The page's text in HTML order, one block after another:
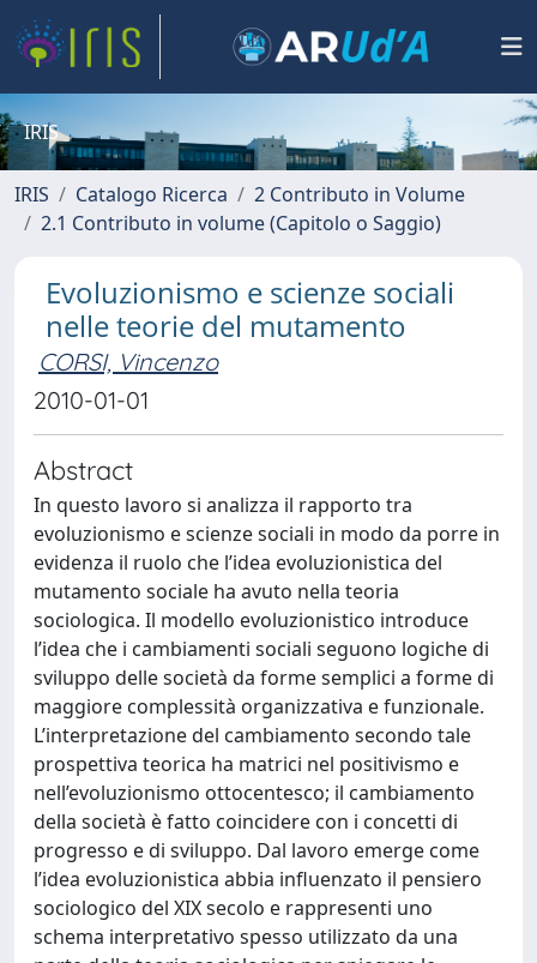
IRIS
IRIS Catalogo Ricerca
2 Contributo in Volume
2.1 Contributo in volume (Capitolo o Saggio)
Evoluzionismo e scienze sociali
nelle teorie del mutamento
CORSI, Vincenzo
2010-01-01
Abstract
In questo lavoro si analizza il rapporto tra
evoluzionismo e scienze sociali in modo da porre in
evidenza il ruolo che l’idea evoluzionistica del
mutamento sociale ha avuto nella teoria
sociologica. Il modello evoluzionistico introduce
l’idea che i cambiamenti sociali seguono logiche di
sviluppo delle società da forme semplici a forme di
maggiore complessità organizzativa e funzionale.
L’interpretazione del cambiamento secondo tale
prospettiva teorica ha matrici nel positivismo e
nell’evoluzionismo ottocentesco; il cambiamento
della società è fatto coincidere con i concetti di
progresso e di sviluppo. Dal lavoro emerge come
l’idea evoluzionistica abbia influenzato il pensiero
sociologico del XIX secolo e rappresenti uno
schema interpretativo spesso utilizzato da una